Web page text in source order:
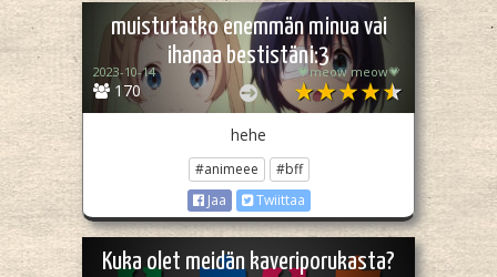
muistutatko enemmän minua vai
ihanaa bestistäni:3
170
2023-10-14 💗meow meow💗
hehe
#animeee
#bff
Jaa
Twiittaa
Kuka olet meidän kaveriporukasta?